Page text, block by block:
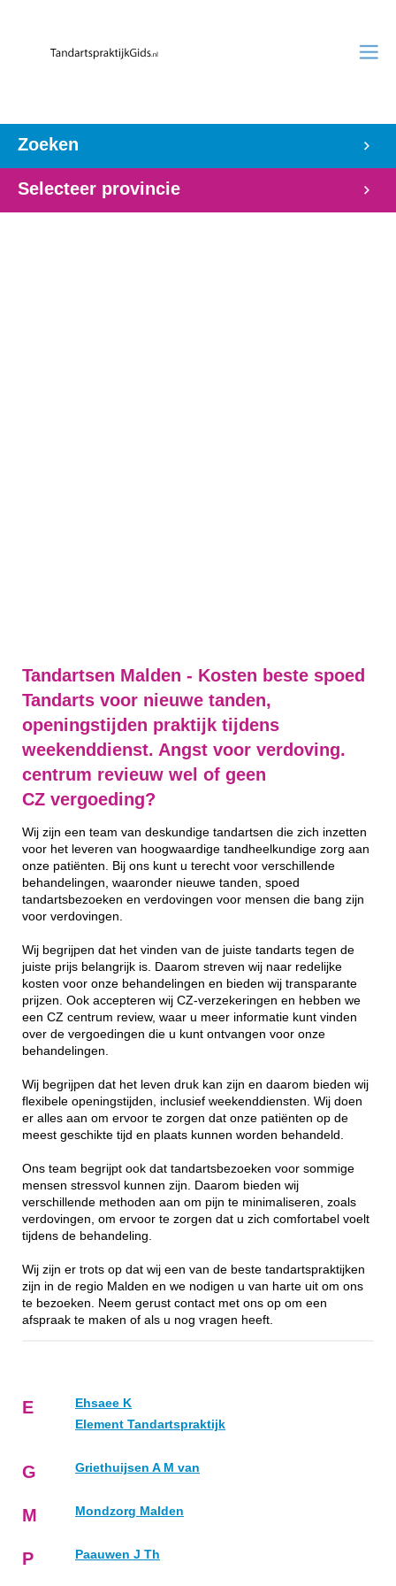
Zoeken
Selecteer provincie
Tandartsen Malden - Kosten beste spoed
Tandarts voor nieuwe tanden,
openingstijden praktijk tijdens
weekenddienst. Angst voor verdoving.
centrum revieuw wel of geen
CZ vergoeding?
Wij zijn een team van deskundige tandartsen die zich inzetten
voor het leveren van hoogwaardige tandheelkundige zorg aan
onze patiënten. Bij ons kunt u terecht voor verschillende
behandelingen, waaronder nieuwe tanden, spoed
tandartsbezoeken en verdovingen voor mensen die bang zijn
voor verdovingen.
Wij begrijpen dat het vinden van de juiste tandarts tegen de
juiste prijs belangrijk is. Daarom streven wij naar redelijke
kosten voor onze behandelingen en bieden wij transparante
prijzen. Ook accepteren wij CZ-verzekeringen en hebben we
een CZ centrum review, waar u meer informatie kunt vinden
over de vergoedingen die u kunt ontvangen voor onze
behandelingen.
Wij begrijpen dat het leven druk kan zijn en daarom bieden wij
flexibele openingstijden, inclusief weekenddiensten. Wij doen
er alles aan om ervoor te zorgen dat onze patiënten op de
meest geschikte tijd en plaats kunnen worden behandeld.
Ons team begrijpt ook dat tandartsbezoeken voor sommige
mensen stressvol kunnen zijn. Daarom bieden wij
verschillende methoden aan om pijn te minimaliseren, zoals
verdovingen, om ervoor te zorgen dat u zich comfortabel voelt
tijdens de behandeling.
Wij zijn er trots op dat wij een van de beste tandartspraktijken
zijn in de regio Malden en we nodigen u van harte uit om ons
te bezoeken. Neem gerust contact met ons op om een
afspraak te maken of als u nog vragen heeft.
E
Ehsaee K
Element Tandartspraktijk
G Griethuijsen A M van
M Mondzorg Malden
P Paauwen J Th